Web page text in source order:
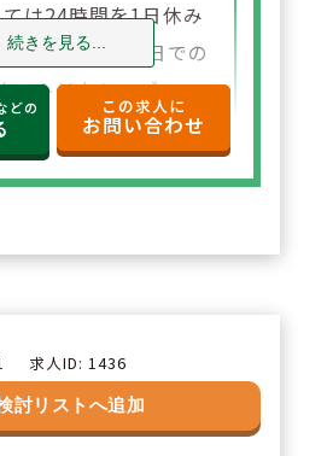
は24時間を1日休み
ト。半日＋半日での
ントはなし。ブロッ
長が在籍するためお
ロー体制も安心。有
援システムの導入に
、全店舗にPDA導入。
に取り組めるだけで
続きを見る...
どの この求人に
お問い合わせ
求人ID: 1436
討リストへ追加